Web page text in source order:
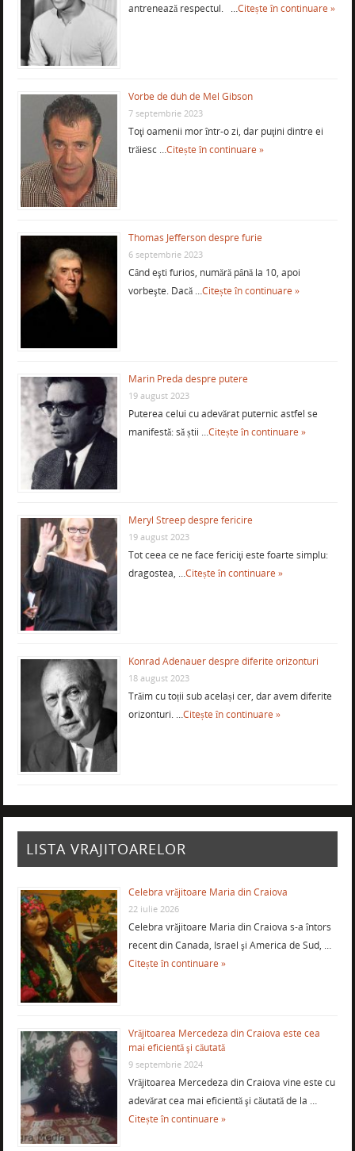
antrenează respectul. …Citește în continuare »
Vorbe de duh de Mel Gibson
7 septembrie 2023
Toţi oamenii mor într-o zi, dar puţini dintre ei
trăiesc …Citește în continuare »
Thomas Jefferson despre furie
6 septembrie 2023
Când eşti furios, numără până la 10, apoi
vorbeşte. Dacă …Citește în continuare »
Marin Preda despre putere
19 august 2023
Puterea celui cu adevărat puternic astfel se
manifestă: să știi …Citește în continuare »
Meryl Streep despre fericire
19 august 2023
Tot ceea ce ne face fericiţi este foarte simplu:
dragostea, …Citește în continuare »
Konrad Adenauer despre diferite orizonturi
18 august 2023
Trăim cu toții sub același cer, dar avem diferite
orizonturi. …Citește în continuare »
LISTA VRAJITOARELOR
Celebra vrăjitoare Maria din Craiova
22 iulie 2026
Celebra vrăjitoare Maria din Craiova s-a întors
recent din Canada, Israel şi America de Sud, …
Citește în continuare »
Vrăjitoarea Mercedeza din Craiova este cea
mai eficientă şi căutată
9 septembrie 2024
Vrăjitoarea Mercedeza din Craiova vine este cu
adevărat cea mai eficientă şi căutată de la …
Citește în continuare »